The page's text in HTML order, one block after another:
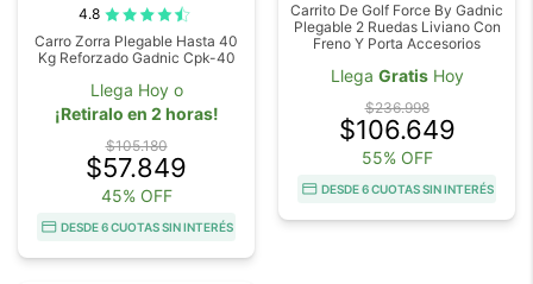
4.8
Carro Zorra Plegable Hasta 40
Kg Reforzado Gadnic Cpk-40
Llega Hoy o
¡Retiralo en 2 horas!
$105.180
$57.849
45% OFF
DESDE 6 CUOTAS SIN INTERÉS
Carrito De Golf Force By Gadnic
Plegable 2 Ruedas Liviano Con
Freno Y Porta Accesorios
Llega GratisHoy
$236.998
$106.649
55% OFF
DESDE 6 CUOTAS SIN INTERÉS